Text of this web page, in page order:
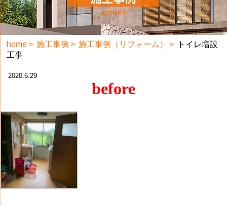
home 施工事例 施工事例（リフォーム）
トイレ増設
工事
2020.6.29
before